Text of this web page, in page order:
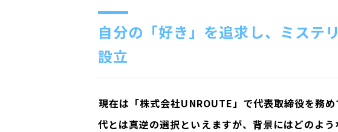
自分の「好き」を追求し、ミステ
設立
――現在は「株式会社UNROUTE」で代表取締役を務
代とは真逆の選択といえますが、背景にはどのよう